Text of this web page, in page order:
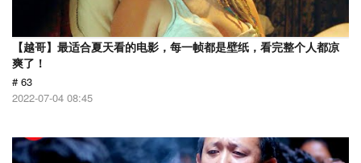
【越哥】最适合夏天看的电影，每一帧都是壁纸，看完整个人都凉
爽了！
# 63
2022-07-04 08:45